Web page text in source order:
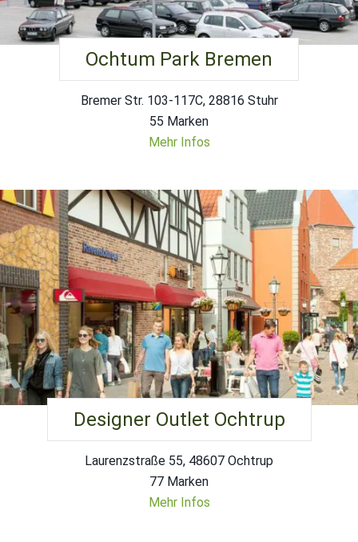
Ochtum Park Bremen
Bremer Str. 103-117C, 28816 Stuhr
55 Marken
Mehr Infos
Designer Outlet Ochtrup
Laurenzstraße 55, 48607 Ochtrup
77 Marken
Mehr Infos